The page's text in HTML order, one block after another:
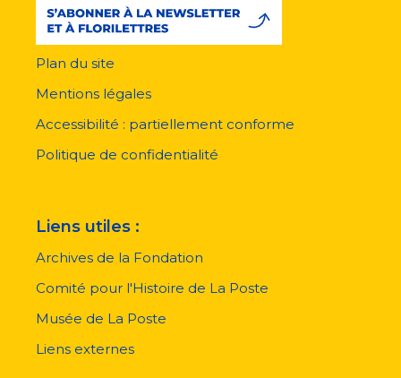
pied
page
Plan du site
Mentions légales
Accessibilité : partiellement conforme
Politique de confidentialité
Liens utiles :
Archives de la Fondation
Comité pour l'Histoire de La Poste
Musée de La Poste
Liens externes